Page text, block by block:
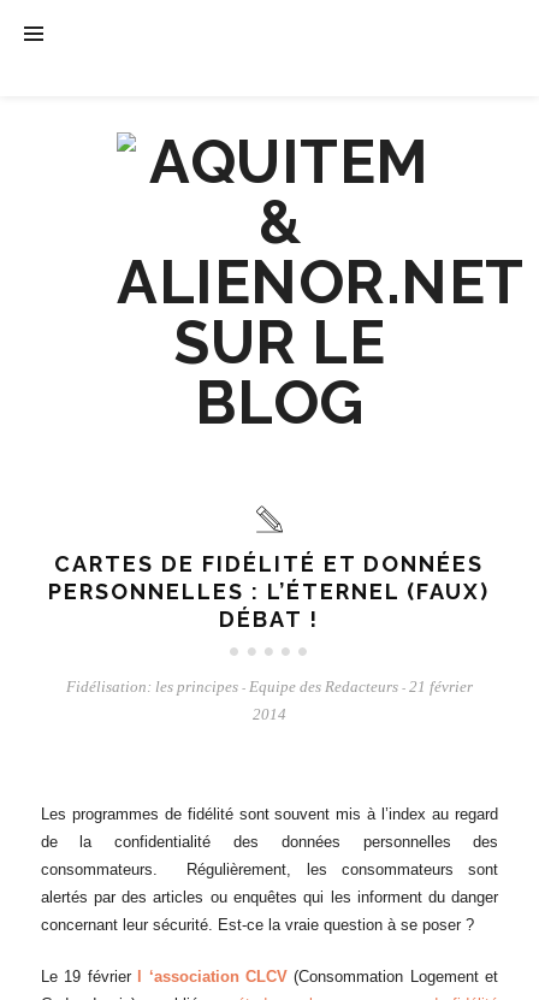
CARTES DE FIDÉLITÉ ET DONNÉES
PERSONNELLES : L’ÉTERNEL (FAUX)
DÉBAT !
Fidélisation: les principes - Equipe des Redacteurs - 21 février
2014
Les programmes de fidélité sont souvent mis à l’index au regard
de la confidentialité des données personnelles des
consommateurs. Régulièrement, les consommateurs sont
alertés par des articles ou enquêtes qui les informent du danger
concernant leur sécurité. Est-ce la vraie question à se poser ?
Le 19 février l ‘association CLCV (Consommation Logement et